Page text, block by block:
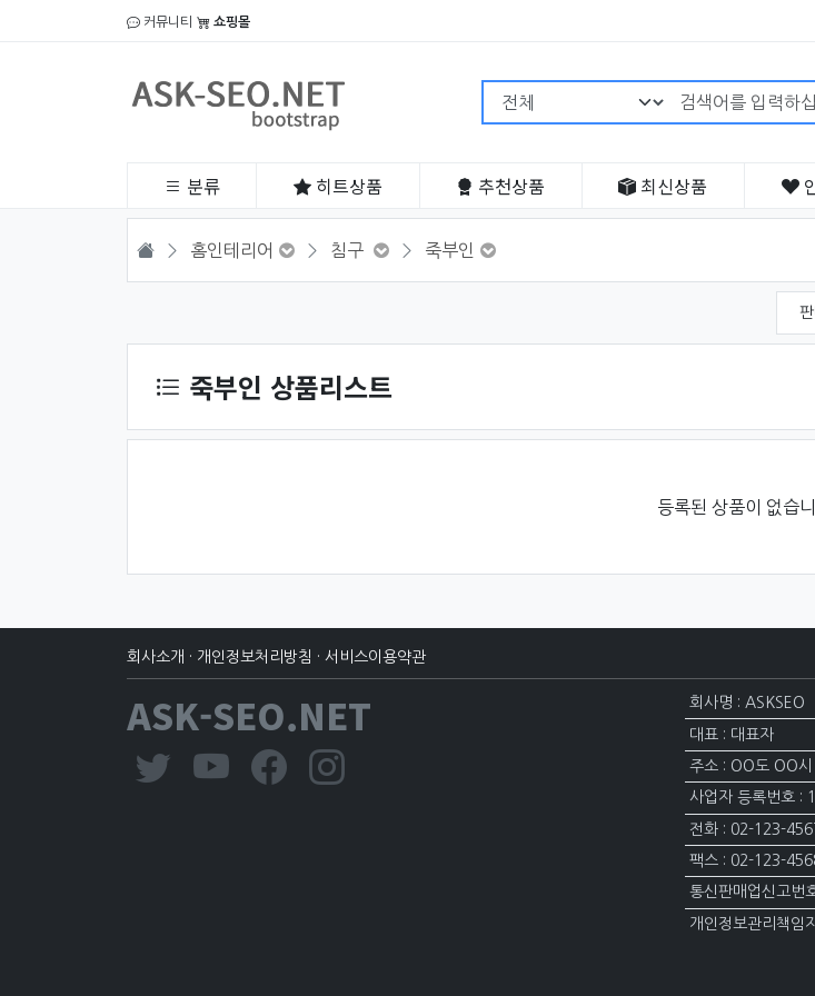
커뮤니티 쇼핑몰
검
분류 히트상품 추천상품 최신상품
HOME 홈인테리어 침구 죽부인
죽부인 상품리스트
등록된 상품이 없습
회사소개 · 개인정보처리방침 · 서비스이용약관
ASK-SEO.NET 회사명 : ASKSEO
대표 : 대표자
주소 : OO도 OO
사업자 등록번호 :
전화 : 02-123-
팩스 : 02-123-
통신판매업신고번
개인정보관리책